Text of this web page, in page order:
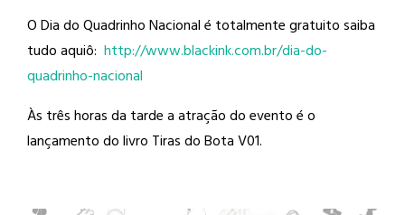
O Dia do Quadrinho Nacional é totalmente gratuito saiba
tudo aquiô: http://www.blackink.com.br/dia-do-
quadrinho-nacional
Às três horas da tarde a atração do evento é o
lançamento do livro Tiras do Bota V01.